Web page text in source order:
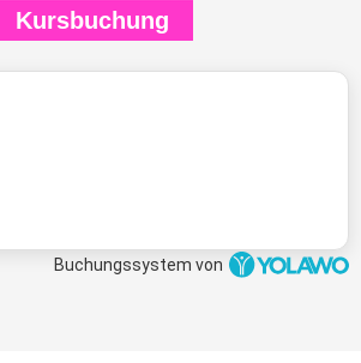
Kursbuchung
Buchungssystem von